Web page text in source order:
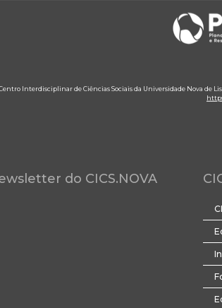
Centro Interdisciplinar de Ciências Sociais da Universidade Nova de
do CICS.NOVA